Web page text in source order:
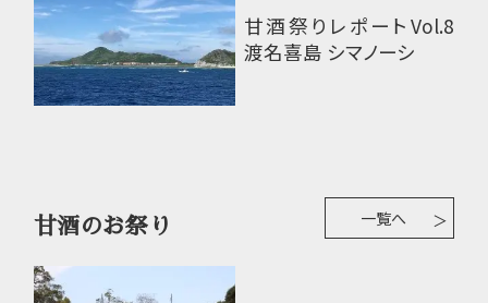
甘酒祭りレポートVol.8
渡名喜島 シマノーシ
一覧へ
甘酒のお祭り